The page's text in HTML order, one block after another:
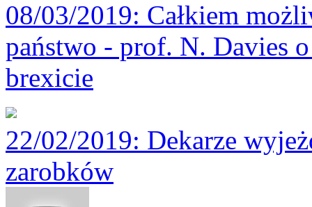
08/03/2019: Całkiem
państwo - prof. N. Davies
brexicie
22/02/2019: Dekarze
zarobków